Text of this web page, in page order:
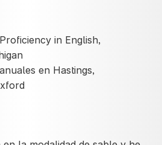
in English,
en Hastings,